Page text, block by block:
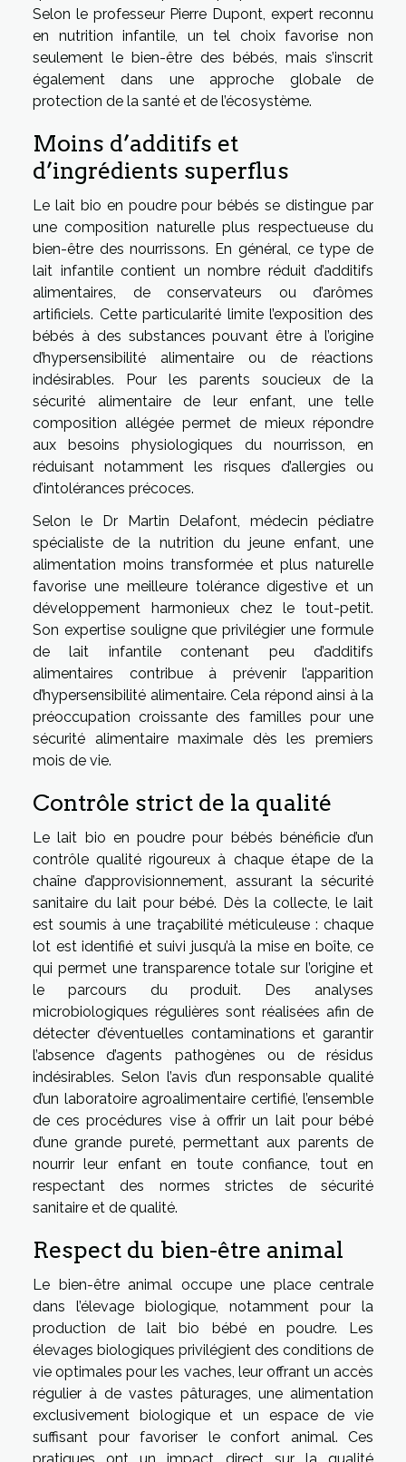
Selon le professeur Pierre Dupont, expert reconnu
en nutrition infantile, un tel choix favorise non
seulement le bien-être des bébés, mais s’inscrit
également dans une approche globale de
protection de la santé et de l’écosystème.
Moins d’additifs et
d’ingrédients superflus
Le lait bio en poudre pour bébés se distingue par
une composition naturelle plus respectueuse du
bien-être des nourrissons. En général, ce type de
lait infantile contient un nombre réduit d’additifs
alimentaires, de conservateurs ou d’arômes
artificiels. Cette particularité limite l’exposition des
bébés à des substances pouvant être à l’origine
d’hypersensibilité alimentaire ou de réactions
indésirables. Pour les parents soucieux de la
sécurité alimentaire de leur enfant, une telle
composition allégée permet de mieux répondre
aux besoins physiologiques du nourrisson, en
réduisant notamment les risques d’allergies ou
d’intolérances précoces.
Selon le Dr Martin Delafont, médecin pédiatre
spécialiste de la nutrition du jeune enfant, une
alimentation moins transformée et plus naturelle
favorise une meilleure tolérance digestive et un
développement harmonieux chez le tout-petit.
Son expertise souligne que privilégier une formule
de lait infantile contenant peu d’additifs
alimentaires contribue à prévenir l’apparition
d’hypersensibilité alimentaire. Cela répond ainsi à la
préoccupation croissante des familles pour une
sécurité alimentaire maximale dès les premiers
mois de vie.
Contrôle strict de la qualité
Le lait bio en poudre pour bébés bénéficie d’un
contrôle qualité rigoureux à chaque étape de la
chaîne d’approvisionnement, assurant la sécurité
sanitaire du lait pour bébé. Dès la collecte, le lait
est soumis à une traçabilité méticuleuse : chaque
lot est identifié et suivi jusqu’à la mise en boîte, ce
qui permet une transparence totale sur l’origine et
le parcours du produit. Des analyses
microbiologiques régulières sont réalisées afin de
détecter d’éventuelles contaminations et garantir
l’absence d’agents pathogènes ou de résidus
indésirables. Selon l’avis d’un responsable qualité
d’un laboratoire agroalimentaire certifié, l’ensemble
de ces procédures vise à offrir un lait pour bébé
d’une grande pureté, permettant aux parents de
nourrir leur enfant en toute confiance, tout en
respectant des normes strictes de sécurité
sanitaire et de qualité.
Respect du bien-être animal
Le bien-être animal occupe une place centrale
dans l’élevage biologique, notamment pour la
production de lait bio bébé en poudre. Les
élevages biologiques privilégient des conditions de
vie optimales pour les vaches, leur offrant un accès
régulier à de vastes pâturages, une alimentation
exclusivement biologique et un espace de vie
suffisant pour favoriser le confort animal. Ces
pratiques ont un impact direct sur la qualité